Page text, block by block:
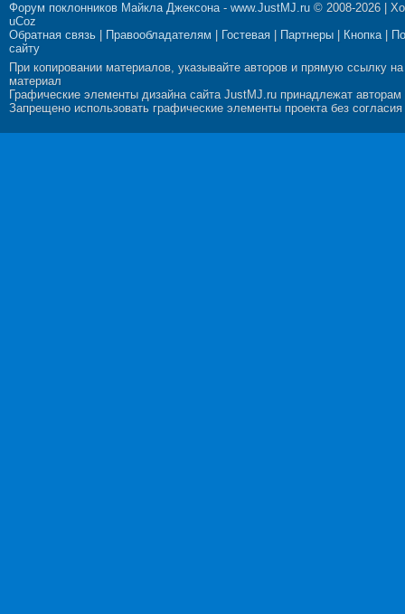
Форум поклонников Майкла Джексона- www.JustMJ.ru © 2008-2026 |
uCoz
Обратная связь
Правообладателям Гостевая Партнеры Кнопка|
сайту
При копировании материалов, указывайте авторов и прямую ссылку на
материал
Графические элементы дизайна сайта JustMJ.ru принадлежат авторам
Запрещено использовать графические элементы проекта без согласия